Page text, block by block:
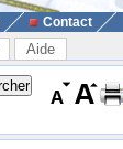
Contact
Aide